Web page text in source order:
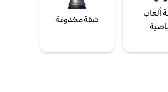
ألعاب
شقة مخدومة